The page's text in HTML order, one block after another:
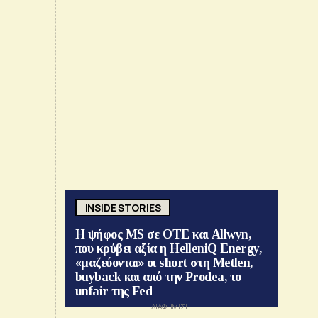
INSIDE STORIES
Η ψήφος MS σε ΟΤΕ και Allwyn,
που κρύβει αξία η HelleniQ Energy,
«μαζεύονται» οι short στη Metlen,
buyback και από την Prodea, το
unfair της Fed